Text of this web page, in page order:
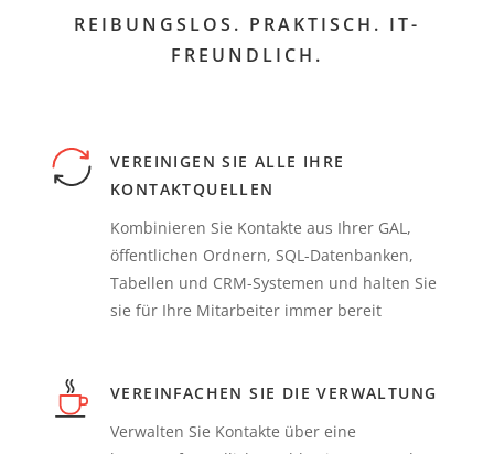
REIBUNGSLOS. PRAKTISCH. IT-
FREUNDLICH.
VEREINIGEN SIE ALLE IHRE
KONTAKTQUELLEN
Kombinieren Sie Kontakte aus Ihrer GAL,
öffentlichen Ordnern, SQL-Datenbanken,
Tabellen und CRM-Systemen und halten Sie
sie für Ihre Mitarbeiter immer bereit
VEREINFACHEN SIE DIE VERWALTUNG
Verwalten Sie Kontakte über eine